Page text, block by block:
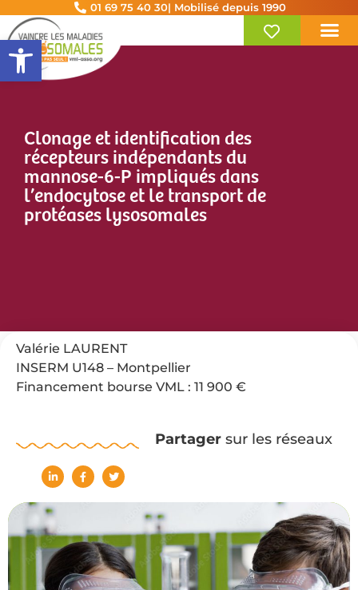
Ouvrir la barre d’outils
01 69 75 40 30| Mobilisé depuis 1990
Clonage et identification des
récepteurs indépendants du
mannose-6-P impliqués dans
l’endocytose et le transport de
protéases lysosomales
Valérie LAURENT
INSERM U148 – Montpellier
Financement bourse VML : 11 900 €
Partagersur les réseaux